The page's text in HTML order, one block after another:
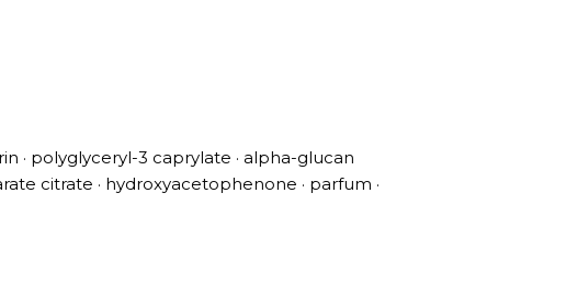
· polyglyceryl-3 caprylate · alpha-glucan
citrate · hydroxyacetophenone · parfum ·